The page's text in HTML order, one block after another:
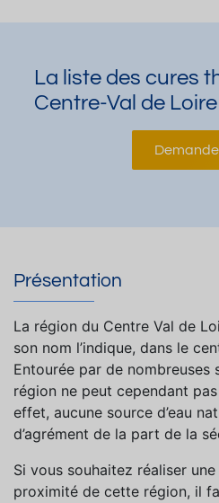
La liste des cures
Centre-Val de Loire
Présentation
La région du Centre Val de
son nom l’indique, dans le
Entourée par de
région ne peut cependant
effet, aucune source d’eau
d’agrément de la part de la
Si vous souhaitez réaliser
proximité de cette région, il